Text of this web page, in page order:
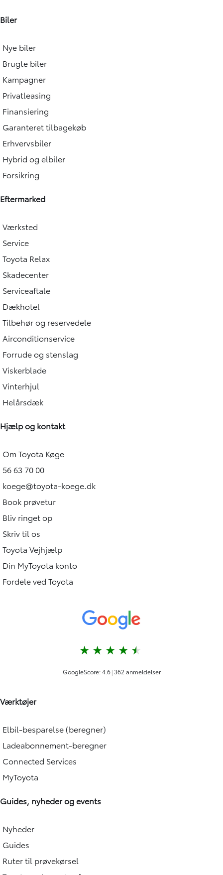
Biler
Nye biler
Brugte biler
Kampagner
Privatleasing
Finansiering
Garanteret tilbagekøb
Erhvervsbiler
Hybrid og elbiler
Forsikring
Eftermarked
Værksted
Service
Toyota Relax
Skadecenter
Serviceaftale
Dækhotel
Tilbehør og reservedele
Airconditionservice
Forrude og stenslag
Viskerblade
Vinterhjul
Helårsdæk
Hjælp og kontakt
Om Toyota Køge
56 63 70 00
koege@toyota-koege.dk
Book prøvetur
Bliv ringet op
Skriv til os
Toyota Vejhjælp
Din MyToyota konto
Fordele ved Toyota
Værktøjer
Elbil-besparelse (beregner)
Ladeabonnement-beregner
Connected Services
MyToyota
Guides, nyheder og events
Nyheder
Guides
Ruter til prøvekørsel